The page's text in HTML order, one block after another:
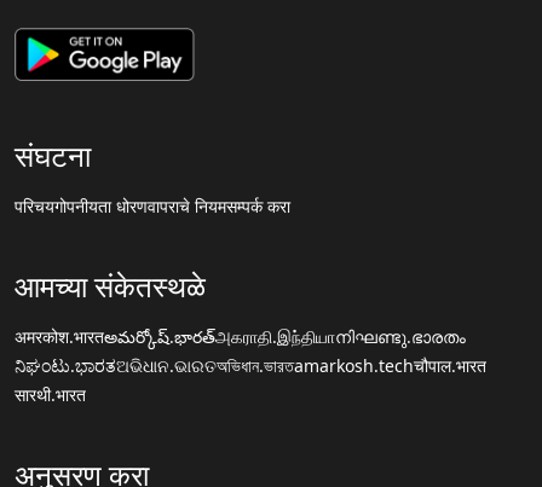
संघटना
परिचयगोपनीयता धोरणवापराचे नियमसम्पर्क करा
आमच्या संकेतस्थळे
अमरकोश.भारतఅమర్కోష్.భారత్அகராதி.இந்தியாനിഘണ്ടു.ഭാരതം
ನಿಘಂಟು.ಭಾರತଅଭିଧାନ.ଭାରତঅভিধান.ভারতamarkosh.techचौपाल.भारत
सारथी.भारत
अनुसरण करा